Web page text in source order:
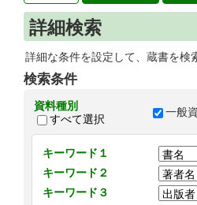
詳細検索
詳細な条件を設定して、蔵書を検
検索条件
資料種別
すべて選択
一般
キーワード１
キーワード２
キーワード３